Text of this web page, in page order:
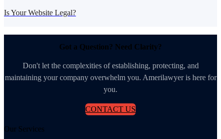
Is Your Website Legal?
Got a Question? Need Clarity?
Don't let the complexities of establishing, protecting, and
maintaining your company overwhelm you. Amerilawyer is here for
you.
CONTACT US
Our Services